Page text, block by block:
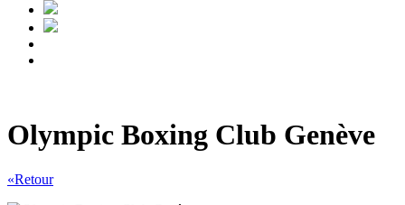
Olympic Boxing Club Genève
«Retour